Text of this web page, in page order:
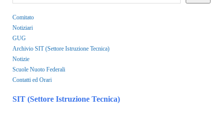
Comitato
Notiziari
GUG
Archivio SIT (Settore Istruzione Tecnica)
Notizie
Scuole Nuoto Federali
Contatti ed Orari
SIT (Settore Istruzione Tecnica)